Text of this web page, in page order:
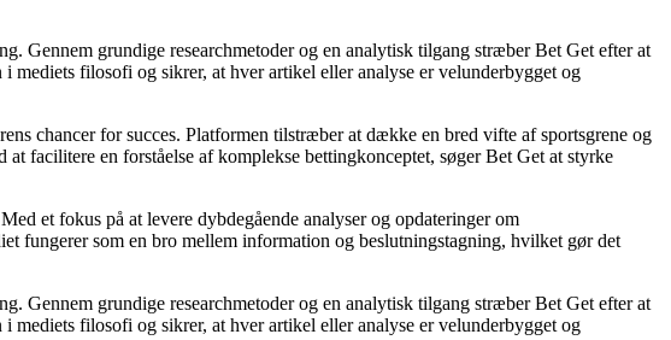
Gennem grundige researchmetoder og en analytisk tilgang stræber Bet Get efter at
mediets filosofi og sikrer, at hver artikel eller analyse er velunderbygget og
chancer for succes. Platformen tilstræber at dække en bred vifte af sportsgrene og
facilitere en forståelse af komplekse bettingkonceptet, søger Bet Get at styrke
et fokus på at levere dybdegående analyser og opdateringer om
fungerer som en bro mellem information og beslutningstagning, hvilket gør det
Gennem grundige researchmetoder og en analytisk tilgang stræber Bet Get efter at
mediets filosofi og sikrer, at hver artikel eller analyse er velunderbygget og